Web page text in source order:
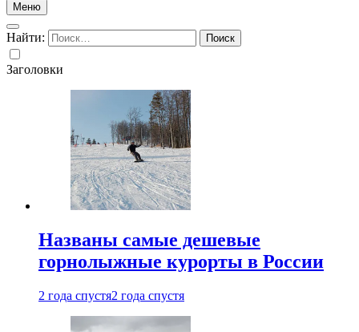
Меню
Найти:
Заголовки
Названы самые дешевые
горнолыжные курорты в России
2 года спустя2 года спустя